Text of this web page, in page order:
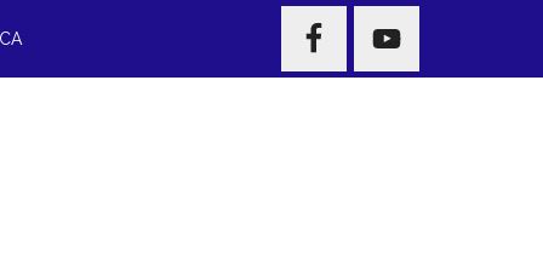
NAV
WIDGET